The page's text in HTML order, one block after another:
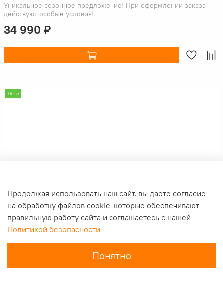
Уникальное сезонное предложение! При оформлении заказа
действуют особые условия!
34 990 ₽
Лето
Продолжая использовать наш сайт, вы даете согласие
на обработку файлов cookie, которые обеспечивают
правильную работу сайта и соглашаетесь с нашей
Политикой безопасности
Понятно